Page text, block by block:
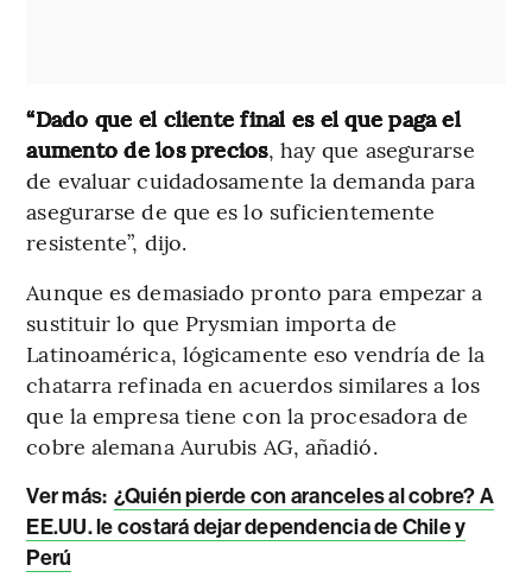
“Dado que el cliente final es el que paga el
aumento de los precios, hay que asegurarse
de evaluar cuidadosamente la demanda para
asegurarse de que es lo suficientemente
resistente”, dijo.
Aunque es demasiado pronto para empezar a
sustituir lo que Prysmian importa de
Latinoamérica, lógicamente eso vendría de la
chatarra refinada en acuerdos similares a los
que la empresa tiene con la procesadora de
cobre alemana Aurubis AG, añadió.
Ver más: ¿Quién pierde con aranceles al cobre? A
EE.UU. le costará dejar dependencia de Chile y
Perú